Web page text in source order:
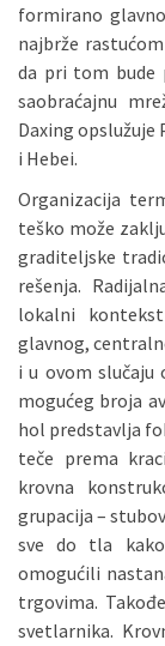
formirano
najbrže
da pri tom bude
saobraćajnu
Daxing
i Hebei.
Organizacija
teško može
graditeljske
rešenja.
lokalni
glavnog,
i u ovom slučaju
mogućeg broja
hol predstavlja
teče prema
krovna
grupacija –
sve do tla
omogućili
trgovima.
svetlarnika.